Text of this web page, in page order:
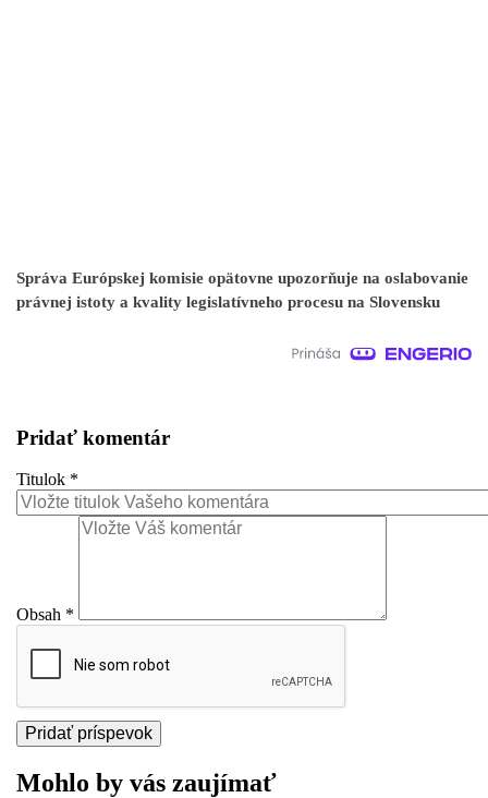
Správa Európskej komisie opätovne upozorňuje na oslabovanie
právnej istoty a kvality legislatívneho procesu na Slovensku
Pridať komentár
Titulok *
Obsah *
Mohlo by vás zaujímať